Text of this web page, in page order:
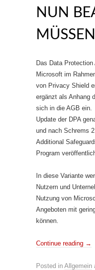
NUN
MÜSSEN
Das Data
Microsoft im
von Privacy Shield
ergänzt als Anhang
sich in die AGB
Update der DPA
und nach Schrems
Additional
Program
In diese Variante
Nutzern und
Nutzung von
Angeboten mit
können.
Continue reading →
Posted in Allgemein